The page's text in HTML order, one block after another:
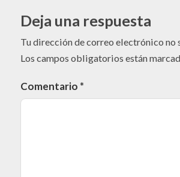
Deja una respuesta
Tu dirección de correo electrónico no
Los campos obligatorios están
Comentario *